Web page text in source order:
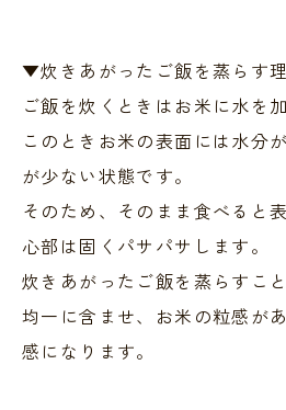
▼炊きあがったご飯を蒸らす
ご飯を炊くときはお米に水を
このときお米の表面には水分
が少ない状態です。
そのため、そのまま食べると
心部は固くパサパサします。
炊きあがったご飯を蒸らすこ
均一に含ませ、お米の粒感が
感になります。